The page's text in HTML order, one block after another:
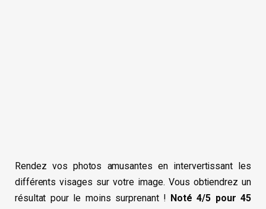
Rendez vos photos amusantes en intervertissant les
différents visages sur votre image. Vous obtiendrez un
résultat pour le moins surprenant ! Noté 4/5 pour 45